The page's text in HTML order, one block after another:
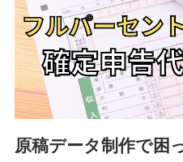
原稿データ制作で困